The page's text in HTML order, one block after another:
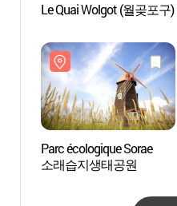
Le Quai Wolgot (월곶포구)
Parc écologique Sorae
소래습지생태공원